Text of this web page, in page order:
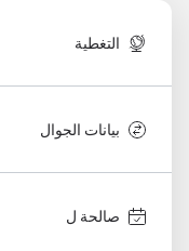
التغطية
بيانات الجوال
صالحة ل